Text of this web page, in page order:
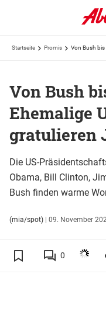
Startseite Promis Von Bush bis
Von Bush
Ehemalige
gratulieren
Die US-
Obama, Bill Clinton,
Bush finden warme
(mia/spot) | 09. November
0